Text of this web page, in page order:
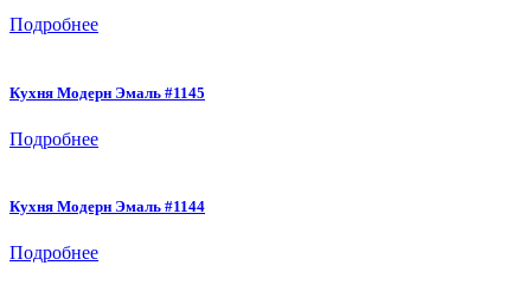
Подробнее
Кухня Модерн Эмаль #1145
Подробнее
Кухня Модерн Эмаль #1144
Подробнее